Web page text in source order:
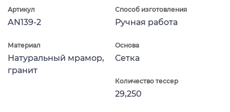
Артикул
AN139-2
Способ изготовления
Ручная работа
Материал
Натуральный мрамор,
гранит
Основа
Сетка
Количество тессер
29,250